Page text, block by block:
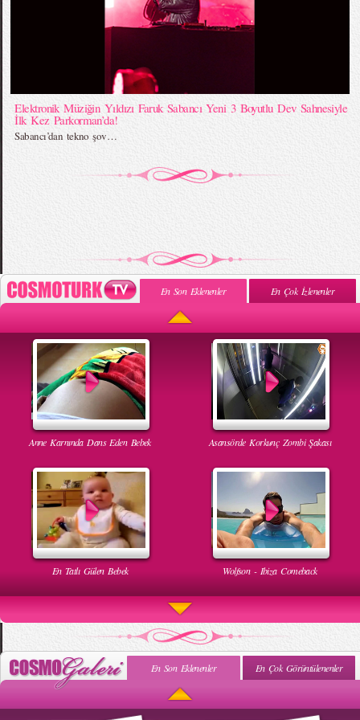
Elektronik Müziğin Yıldızı Faruk Sabancı Yeni 3 Boyutlu Dev Sahnesiyle
İlk Kez Parkorman’da!
Sabancı’dan tekno şov…
En Son Eklenenler En Çok İzlenenler
Anne Karnında Dans Eden Bebek Asansörde Korkunç Zombi Şakası
En Tatlı Gülen Bebek Wolfson - Ibiza Comeback
Uyuyan Bebeğe Gangnam Dinletilirse Ne Olur
En Son Eklenenler En Çok Görüntülenenler